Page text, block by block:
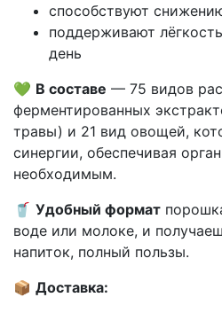
способствуют
поддерживают
день
💚 В составе — 75 видов
ферментированных
травы) и 21 вид овощей,
синергии, обеспечивая
необходимым.
🥤 Удобный формат
воде или молоке, и
напиток, полный пользы.
📦 Доставка: